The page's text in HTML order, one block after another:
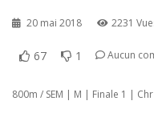
20 mai 2018 2231
67 1 Aucun
800m / SEM | M | Finale 1 |